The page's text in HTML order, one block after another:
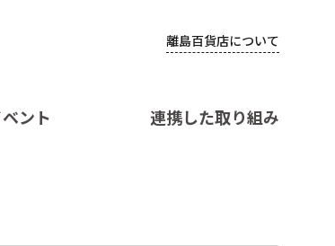
離島百貨店について
ント 連携した取り組み